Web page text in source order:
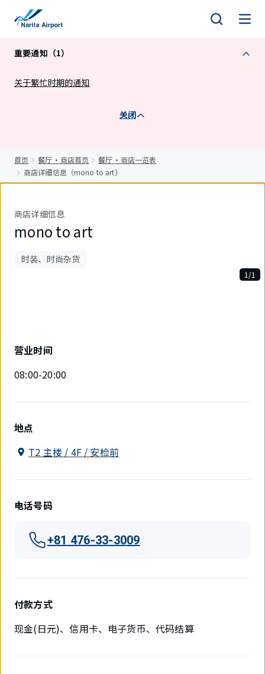
重要通知（1）
关于繁忙时期的通知
关闭
首页 餐厅・商店首页
餐厅・商店一览表
商店详细信息（mono to art）
商店详细信息
mono to art
时装、时尚杂货
件。
1/1
营业时间
08:00-20:00
地点
T2 主楼 / 4F / 安检前
电话号码
+81 476-33-3009
付款方式
现金(日元)、信用卡、电子货币、代码结算